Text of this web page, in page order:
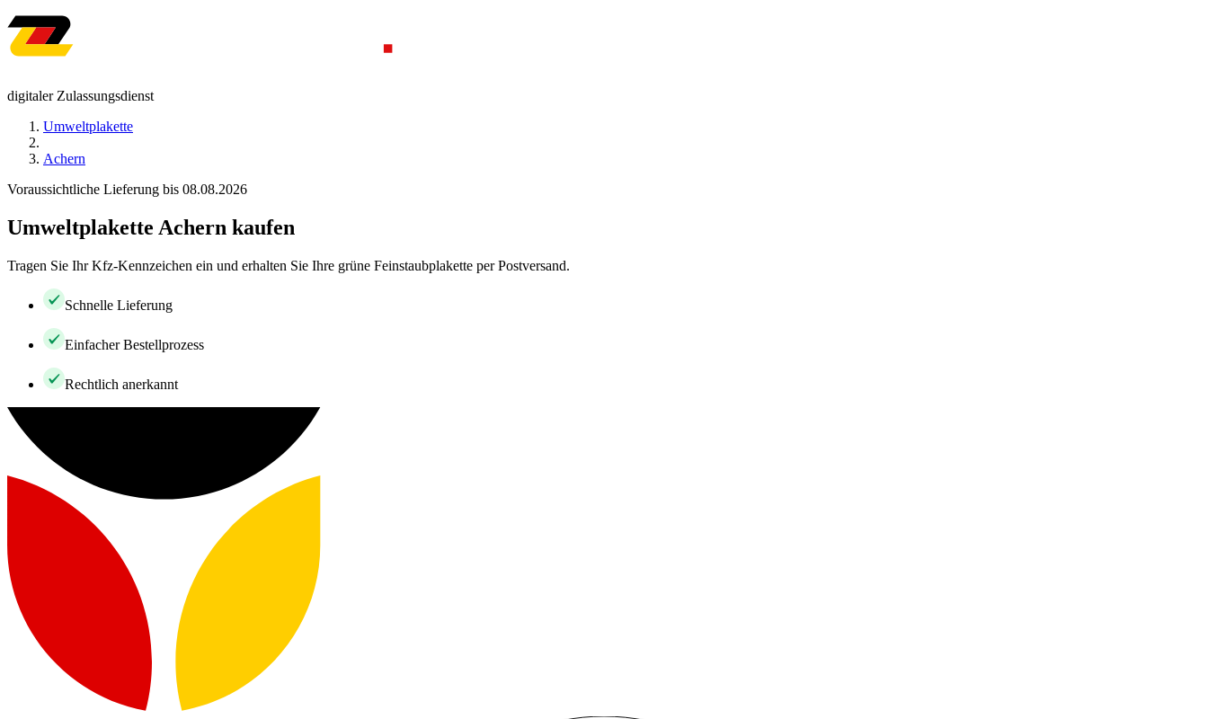
digitaler Zulassungsdienst
Umweltplakette
Achern
Voraussichtliche Lieferung bis 08.08.2026
Umweltplakette Achern kaufen
Tragen Sie Ihr Kfz-Kennzeichen ein und erhalten Sie Ihre grüne Feinstaubplakette per Postversand.
Schnelle Lieferung
Einfacher Bestellprozess
Rechtlich anerkannt